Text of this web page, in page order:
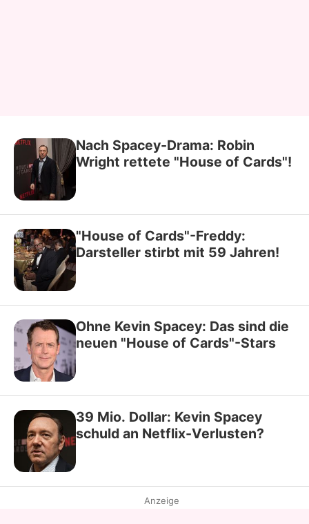
Nach Spacey-Drama: Robin
Wright rettete "House of Cards"!
"House of Cards"-Freddy:
Darsteller stirbt mit 59 Jahren!
Ohne Kevin Spacey: Das sind die
neuen "House of Cards"-Stars
39 Mio. Dollar: Kevin Spacey
schuld an Netflix-Verlusten?
Anzeige